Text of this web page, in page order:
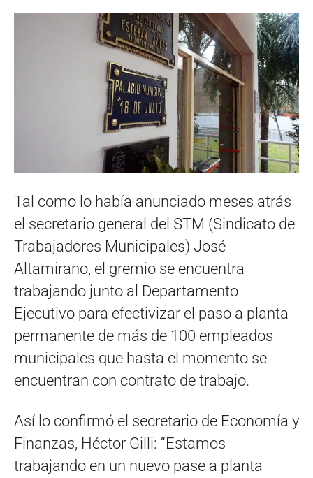
Tal como lo había anunciado meses atrás
el secretario general del STM (Sindicato de
Trabajadores Municipales) José
Altamirano, el gremio se encuentra
trabajando junto al Departamento
Ejecutivo para efectivizar el paso a planta
permanente de más de 100 empleados
municipales que hasta el momento se
encuentran con contrato de trabajo.
Así lo confirmó el secretario de Economía y
Finanzas, Héctor Gilli: “Estamos
trabajando en un nuevo pase a planta